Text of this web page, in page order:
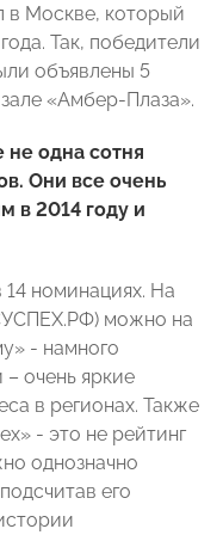
в Москве, который
Так, победители
объявлены 5
«Амбер-Плаза».
одна сотня
Они все очень
в 2014 году и
номинациях. На
можно на
- намного
очень яркие
в регионах. Также
- это не рейтинг
однозначно
его